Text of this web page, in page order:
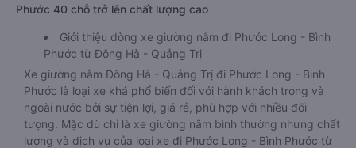
Phước 40 chỗ trở lên chất lượng cao
Giới thiệu dòng xe giường nằm đi Phước Long - Bình
Phước từ Đông Hà - Quảng Trị
Xe giường nằm Đông Hà - Quảng Trị đi Phước Long - Bình
Phước là loại xe khá phổ biến đối với hành khách trong và
ngoài nước bởi sự tiện lợi, giá rẻ, phù hợp với nhiều đối
tượng. Mặc dù chỉ là xe giường nằm bình thường nhưng chất
lượng và dịch vụ của loại xe đi Phước Long - Bình Phước từ